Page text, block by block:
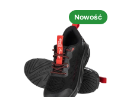
Nowość